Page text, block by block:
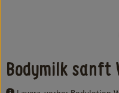
Haushalt
Bodymilk sanft